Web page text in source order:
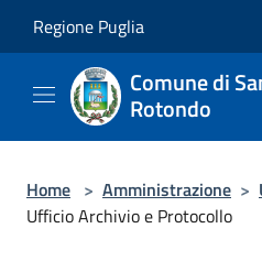
Regione Puglia
Comune di
Rotondo
Home > Amministrazione >
Ufficio Archivio e Protocollo